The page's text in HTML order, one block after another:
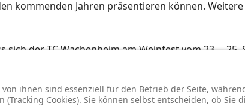
kommenden Jahren präsentieren können.
der TC Wachenheim am Weinfest vom 23. –
wird. Das Schlusswort richtete Rüdiger
und wünschte allen Spielern eine
ihnen sind essenziell für den Betrieb der Seite,
Cookies). Sie können selbst entscheiden, ob Sie